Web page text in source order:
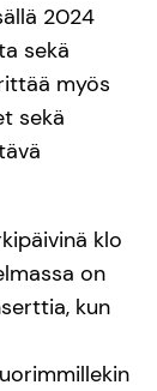
2024
sekä
myös
sekä
klo
on
kun